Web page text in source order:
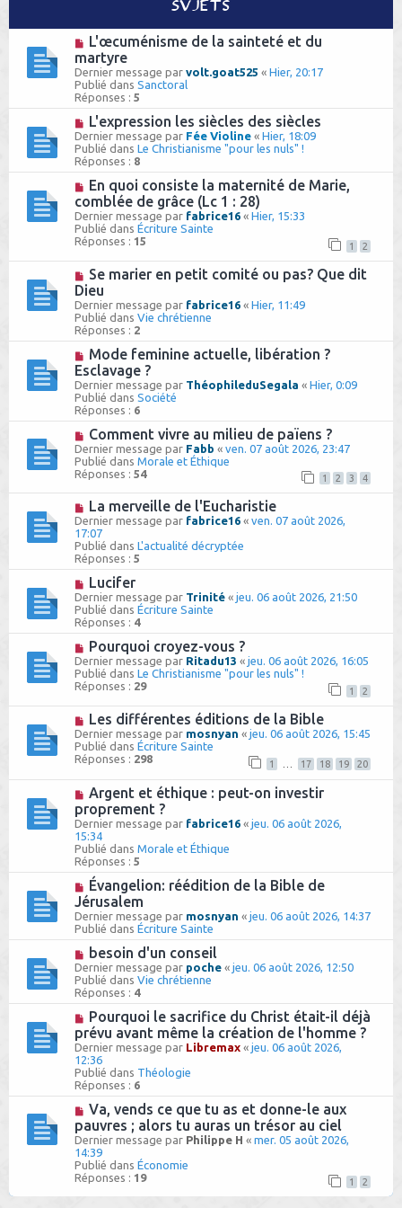
Sujets
N
u
v
e
a
u
m
e
s
s
a
g
e
L'œcuménisme de la sainteté et du
martyre
Dernier message par volt.goat525 « Hier, 20:17
Publié dans Sanctoral
Réponses : 5
N
o
u
v
e
a
u
m
e
s
s
g
e
L'expression les siècles des siècles
Dernier message par Fée Violine « Hier, 18:09
Publié dans Le Christianisme "pour les nuls" !
Réponses : 8
N
u
v
e
a
u
m
e
s
s
a
g
e
En quoi consiste la maternité de Marie,
comblée de grâce (Lc 1 : 28)
Dernier message par fabrice16 « Hier, 15:33
Publié dans Écriture Sainte
Réponses : 15 1 2
N
o
u
v
e
a
u
m
e
s
s
a
g
e
Se marier en petit comité ou pas? Que dit
Dieu
Dernier message par fabrice16 « Hier, 11:49
Publié dans Vie chrétienne
Réponses : 2
N
o
u
v
e
a
u
m
e
s
s
a
g
e
Mode feminine actuelle, libération ?
Esclavage ?
Dernier message par ThéophileduSegala « Hier, 0:09
Publié dans Société
Réponses : 6
N
o
u
v
e
a
m
e
s
s
a
e
Comment vivre au milieu de païens ?
Dernier message par Fabb « ven. 07 août 2026, 23:47
Publié dans Morale et Éthique
Réponses : 54 1 2 3 4
N
o
u
v
e
a
u
m
e
s
s
a
g
e
La merveille de l'Eucharistie
Dernier message par fabrice16 « ven. 07 août 2026,
17:07
Publié dans L'actualité décryptée
Réponses : 5
N
o
u
v
e
a
u
m
e
s
s
g
e
Lucifer
Dernier message par Trinité « jeu. 06 août 2026, 21:50
Publié dans Écriture Sainte
Réponses : 4
N
o
u
v
e
a
m
e
s
a
g
e
Pourquoi croyez-vous ?
Dernier message par Ritadu13 « jeu. 06 août 2026, 16:05
Publié dans Le Christianisme "pour les nuls" !
Réponses : 29 1 2
N
o
u
v
e
a
u
m
e
s
s
a
g
e
Les différentes éditions de la Bible
Dernier message par mosnyan « jeu. 06 août 2026, 15:45
Publié dans Écriture Sainte
Réponses : 298 1 17 18 19 20
N
o
u
v
e
a
u
m
e
s
s
a
g
Argent et éthique : peut-on investir
proprement ?
Dernier message par fabrice16 « jeu. 06 août 2026,
15:34
Publié dans Morale et Éthique
Réponses : 5
N
o
u
v
e
a
u
m
e
s
s
a
g
e
Évangelion: réédition de la Bible de
Jérusalem
Dernier message par mosnyan « jeu. 06 août 2026, 14:37
Publié dans Écriture Sainte
N
o
u
v
e
a
u
m
e
s
s
a
g
e
besoin d'un conseil
Dernier message par poche « jeu. 06 août 2026, 12:50
Publié dans Vie chrétienne
Réponses : 4
N
o
u
v
e
a
u
m
e
s
s
a
g
e
Pourquoi le sacrifice du Christ était-il déjà
prévu avant même la création de l'homme ?
Dernier message par Libremax « jeu. 06 août 2026,
12:36
Publié dans Théologie
Réponses : 6
N
u
v
e
a
u
m
Va, vends ce que tu as et donne-le aux
pauvres ; alors tu auras un trésor au ciel
Dernier message par Philippe H « mer. 05 août 2026,
14:39
Publié dans Économie
Réponses : 19 1 2